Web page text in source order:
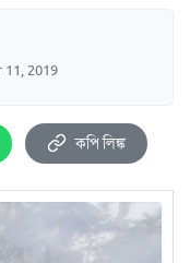
11, 2019
কপি লিঙ্ক